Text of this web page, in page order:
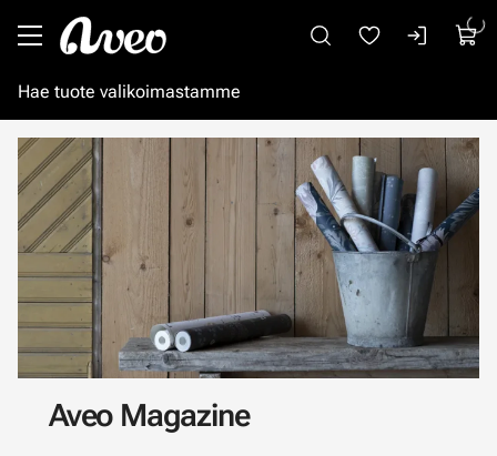
Aveo Magazine